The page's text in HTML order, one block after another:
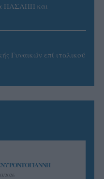
ΠΑΣΑΠΠ και
Γυναικών επί ιταλικού
ΡΟΝΤΟΓΙΑΝΝΗ
2026